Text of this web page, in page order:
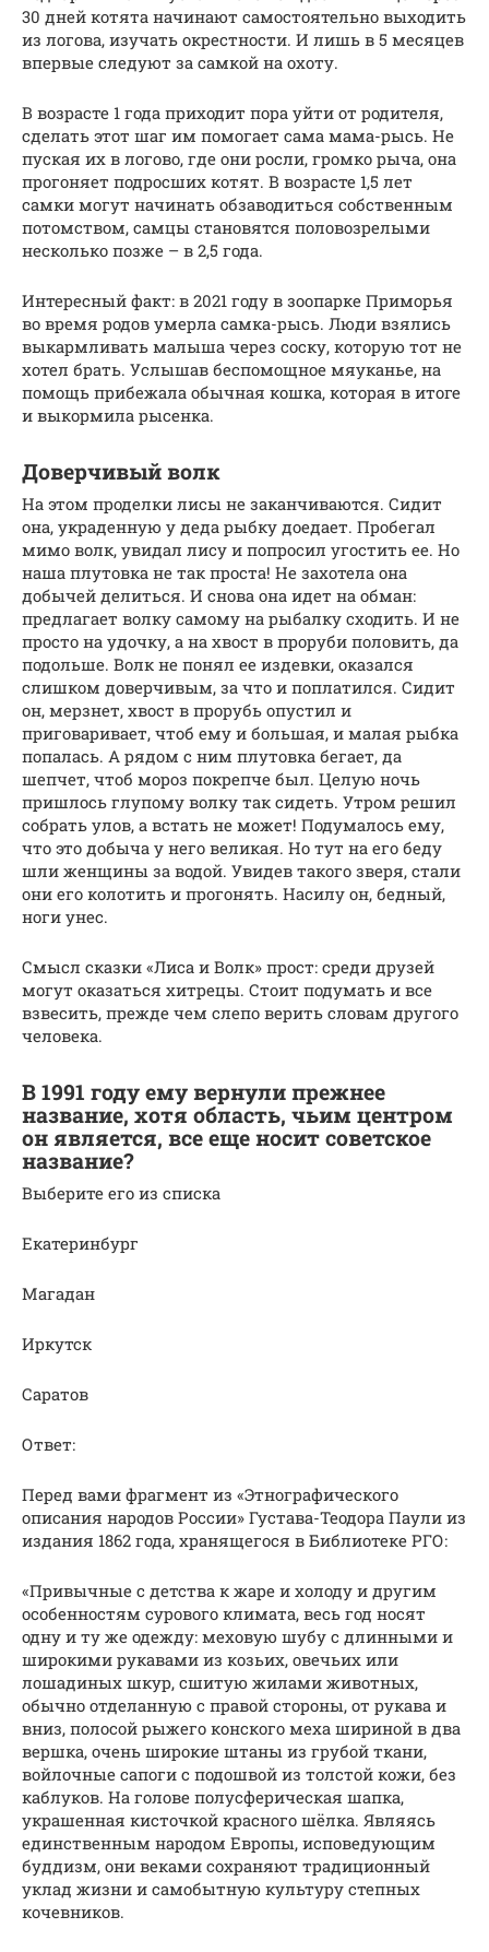
30 дней котята начинают самостоятельно выходить
из логова, изучать окрестности. И лишь в 5 месяцев
впервые следуют за самкой на охоту.
В возрасте 1 года приходит пора уйти от родителя,
сделать этот шаг им помогает сама мама-рысь. Не
пуская их в логово, где они росли, громко рыча, она
прогоняет подросших котят. В возрасте 1,5 лет
самки могут начинать обзаводиться собственным
потомством, самцы становятся половозрелыми
несколько позже – в 2,5 года.
Интересный факт: в 2021 году в зоопарке Приморья
во время родов умерла самка-рысь. Люди взялись
выкармливать малыша через соску, которую тот не
хотел брать. Услышав беспомощное мяуканье, на
помощь прибежала обычная кошка, которая в итоге
и выкормила рысенка.
Доверчивый волк
На этом проделки лисы не заканчиваются. Сидит
она, украденную у деда рыбку доедает. Пробегал
мимо волк, увидал лису и попросил угостить ее. Но
наша плутовка не так проста! Не захотела она
добычей делиться. И снова она идет на обман:
предлагает волку самому на рыбалку сходить. И не
просто на удочку, а на хвост в проруби половить, да
подольше. Волк не понял ее издевки, оказался
слишком доверчивым, за что и поплатился. Сидит
он, мерзнет, хвост в прорубь опустил и
приговаривает, чтоб ему и большая, и малая рыбка
попалась. А рядом с ним плутовка бегает, да
шепчет, чтоб мороз покрепче был. Целую ночь
пришлось глупому волку так сидеть. Утром решил
собрать улов, а встать не может! Подумалось ему,
что это добыча у него великая. Но тут на его беду
шли женщины за водой. Увидев такого зверя, стали
они его колотить и прогонять. Насилу он, бедный,
ноги унес.
Смысл сказки «Лиса и Волк» прост: среди друзей
могут оказаться хитрецы. Стоит подумать и все
взвесить, прежде чем слепо верить словам другого
человека.
В 1991 году ему вернули прежнее
название, хотя область, чьим центром
он является, все еще носит советское
название?
Выберите его из списка
Екатеринбург
Магадан
Иркутск
Саратов
Ответ:
Перед вами фрагмент из «Этнографического
описания народов России» Густава-Теодора Паули из
издания 1862 года, хранящегося в Библиотеке РГО:
«Привычные с детства к жаре и холоду и другим
особенностям сурового климата, весь год носят
одну и ту же одежду: меховую шубу с длинными и
широкими рукавами из козьих, овечьих или
лошадиных шкур, сшитую жилами животных,
обычно отделанную с правой стороны, от рукава и
вниз, полосой рыжего конского меха шириной в два
вершка, очень широкие штаны из грубой ткани,
войлочные сапоги с подошвой из толстой кожи, без
каблуков. На голове полусферическая шапка,
украшенная кисточкой красного шёлка. Являясь
единственным народом Европы, исповедующим
буддизм, они веками сохраняют традиционный
уклад жизни и самобытную культуру степных
кочевников.